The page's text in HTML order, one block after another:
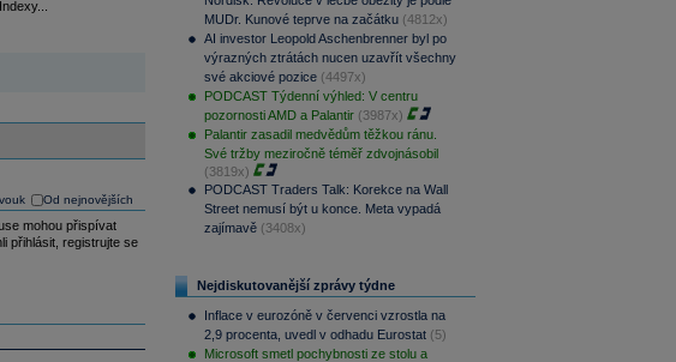
Od nejnovějších
mohou přispívat
přihlásit, registrujte se
MUDr. Kunové teprve na začátku (4812x)
AI investor Leopold Aschenbrenner byl po
výrazných ztrátách nucen uzavřít všechny
své akciové pozice (4497x)
PODCAST Týdenní výhled: V centru
pozornosti AMD a Palantir (3987x)
Palantir zasadil medvědům těžkou ránu.
Své tržby meziročně téměř zdvojnásobil
(3819x)
PODCAST Traders Talk: Korekce na Wall
Street nemusí být u konce. Meta vypadá
zajímavě (3408x)
Nejdiskutovanější zprávy týdne
Inflace v eurozóně v červenci vzrostla na
2,9 procenta, uvedl v odhadu Eurostat (5)
Microsoft smetl pochybnosti ze stolu a